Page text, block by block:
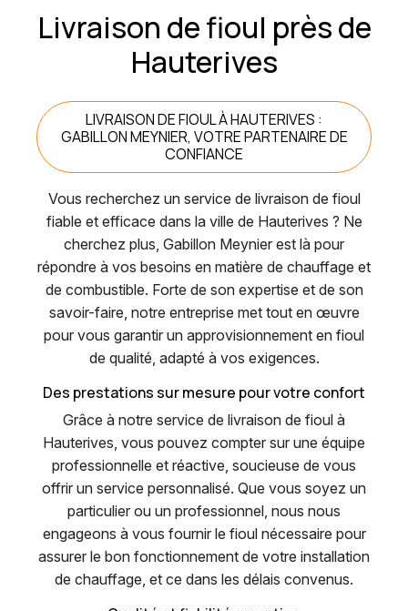
Livraison de fioul près de
Hauterives
LIVRAISON DE FIOUL À HAUTERIVES :
GABILLON MEYNIER, VOTRE PARTENAIRE DE
CONFIANCE
Vous recherchez un service de livraison de fioul
fiable et efficace dans la ville de Hauterives ? Ne
cherchez plus, Gabillon Meynier est là pour
répondre à vos besoins en matière de chauffage et
de combustible. Forte de son expertise et de son
savoir-faire, notre entreprise met tout en œuvre
pour vous garantir un approvisionnement en fioul
de qualité, adapté à vos exigences.
Des prestations sur mesure pour votre confort
Grâce à notre service de livraison de fioul à
Hauterives, vous pouvez compter sur une équipe
professionnelle et réactive, soucieuse de vous
offrir un service personnalisé. Que vous soyez un
particulier ou un professionnel, nous nous
engageons à vous fournir le fioul nécessaire pour
assurer le bon fonctionnement de votre installation
de chauffage, et ce dans les délais convenus.